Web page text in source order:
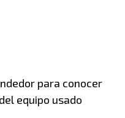
para conocer
equipo usado